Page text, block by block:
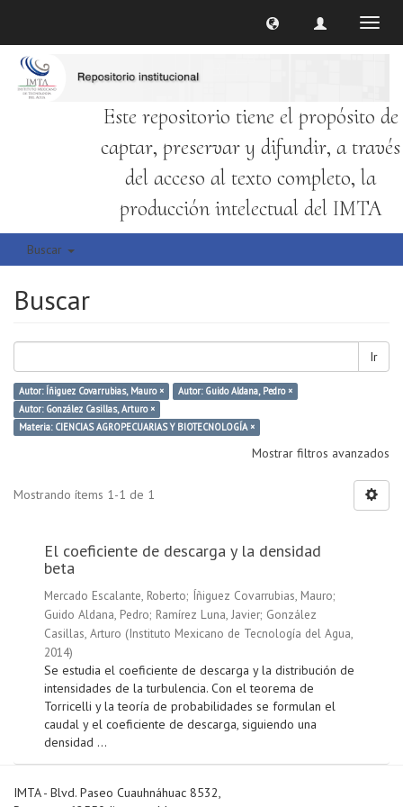
Este repositorio tiene el propósito de
captar, preservar y difundir, a través
del acceso al texto completo, la
producción intelectual del IMTA
Buscar
Buscar
Ir
Autor: Íñiguez Covarrubias, Mauro ×
Autor: Guido Aldana, Pedro ×
Autor: González Casillas, Arturo ×
Materia: CIENCIAS AGROPECUARIAS Y BIOTECNOLOGÍA ×
Mostrar filtros avanzados
Mostrando ítems 1-1 de 1
El coeficiente de descarga y la densidad
beta
Mercado Escalante, Roberto; Íñiguez Covarrubias, Mauro;
Guido Aldana, Pedro; Ramírez Luna, Javier; González
Casillas, Arturo (Instituto Mexicano de Tecnología del Agua,
2014)
Se estudia el coeficiente de descarga y la distribución de
intensidades de la turbulencia. Con el teorema de
Torricelli y la teoría de probabilidades se formulan el
caudal y el coeficiente de descarga, siguiendo una
densidad ...
IMTA - Blvd. Paseo Cuauhnáhuac 8532,